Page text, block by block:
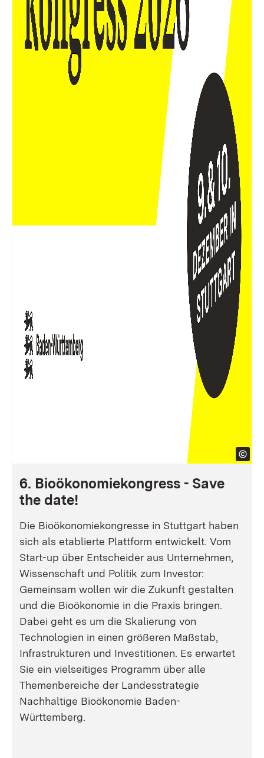
6. Bioökonomiekongress - Save
the date!
Die Bioökonomiekongresse in Stuttgart haben
sich als etablierte Plattform entwickelt. Vom
Start-up über Entscheider aus Unternehmen,
Wissenschaft und Politik zum Investor:
Gemeinsam wollen wir die Zukunft gestalten
und die Bioökonomie in die Praxis bringen.
Dabei geht es um die Skalierung von
Technologien in einen größeren Maßstab,
Infrastrukturen und Investitionen. Es erwartet
Sie ein vielseitiges Programm über alle
Themenbereiche der Landesstrategie
Nachhaltige Bioökonomie Baden-
Württemberg.